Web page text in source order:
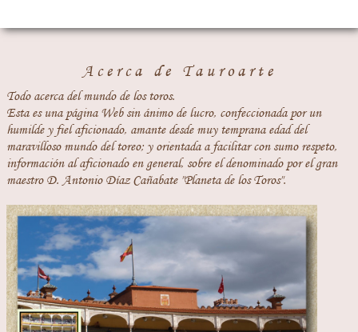
Acerca de Tauroarte
Todo acerca del mundo de los toros.
Esta es una página Web sin ánimo de lucro, confeccionada por un
humilde y fiel aficionado, amante desde muy temprana edad del
maravilloso mundo del toreo; y orientada a facilitar con sumo respeto,
información al aficionado en general, sobre el denominado por el gran
maestro D. Antonio Díaz Cañabate "Planeta de los Toros".